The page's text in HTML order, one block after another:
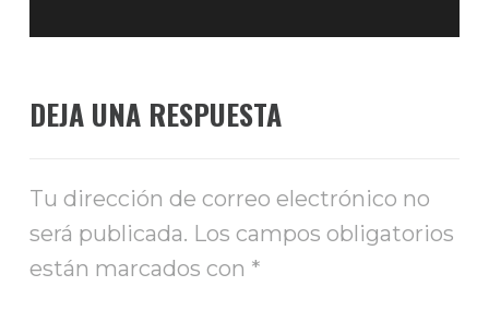
DEJA UNA RESPUESTA
Tu dirección de correo electrónico no
será publicada. Los campos obligatorios
están marcados con *